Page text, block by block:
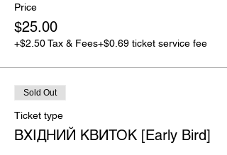
Price
$25.00
+$2.50 Tax & Fees+$0.69 ticket service fee
Sold Out
Ticket type
ВХІДНИЙ КВИТОК [Early Bird]